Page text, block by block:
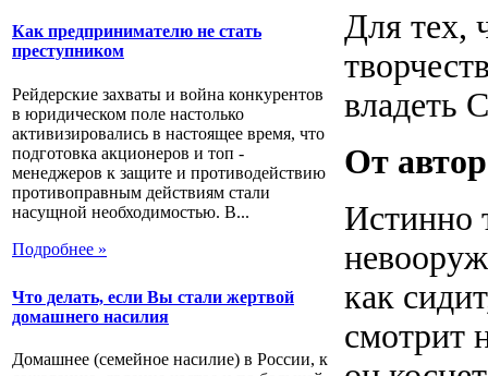
Как предпринимателю не стать
преступником
Рейдерские захваты и война конкурентов
в юридическом поле настолько
активизировались в настоящее время, что
подготовка акционеров и топ -
менеджеров к защите и противодействию
противоправным действиям стали
насущной необходимостью. В...
Подробнее »
Что делать, если Вы стали жертвой
домашнего насилия
Домашнее (семейное насилие) в России, к
Для тех,
владеть
От
Истинно
как
смотрит